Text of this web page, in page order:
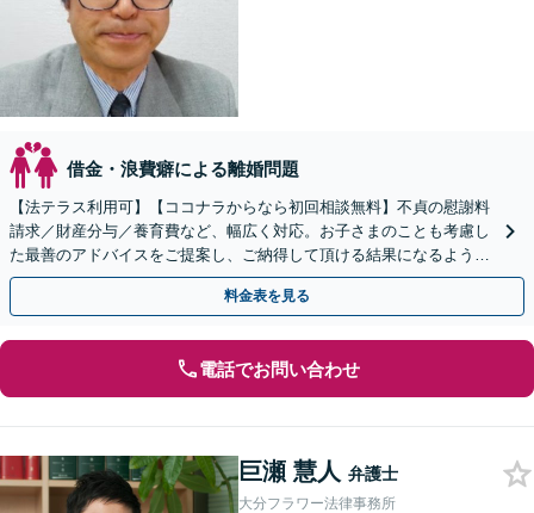
借金・浪費癖による離婚問題
【法テラス利用可】【ココナラからなら初回相談無料】不貞の慰謝料
請求／財産分与／養育費など、幅広く対応。お子さまのことも考慮し
た最善のアドバイスをご提案し、ご納得して頂ける結果になるよう尽
力いたします。【完全個室】【お子様連れの相談歓迎】
料金表を見る
電話でお問い合わせ
巨瀬 慧人 弁護士
大分フラワー法律事務所